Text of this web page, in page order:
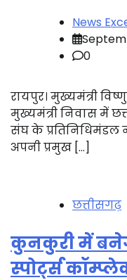
News
0
रायपुर। मुख्यमंत्री
मुख्यमंत्री निवास में
संघ के प्रतिनिधिमंडल
अपनी प्रमुख […]
छत्तीसगढ़
कुनकुरी में
स्पोर्ट्स